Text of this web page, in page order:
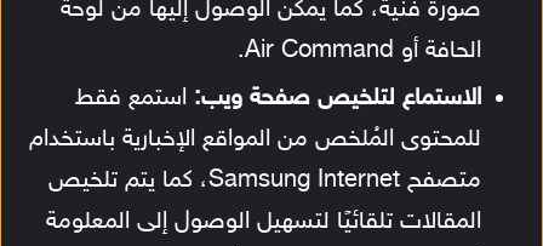
صورة فنية، كما يمكن الوصول إليها من لوحة
الحافة أو Air Command.
الاستماع لتلخيص صفحة ويب: استمع فقط
للمحتوى المُلخص من المواقع الإخبارية باستخدام
متصفح Samsung Internet، كما يتم تلخيص
المقالات تلقائيًا لتسهيل الوصول إلى المعلومة